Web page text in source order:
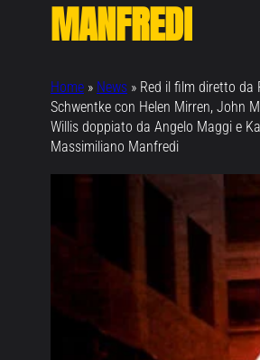
MANFREDI
Home » News » Red il film diretto da
Schwentke con Helen Mirren, John
Willis doppiato da Angelo Maggi e
Massimiliano Manfredi